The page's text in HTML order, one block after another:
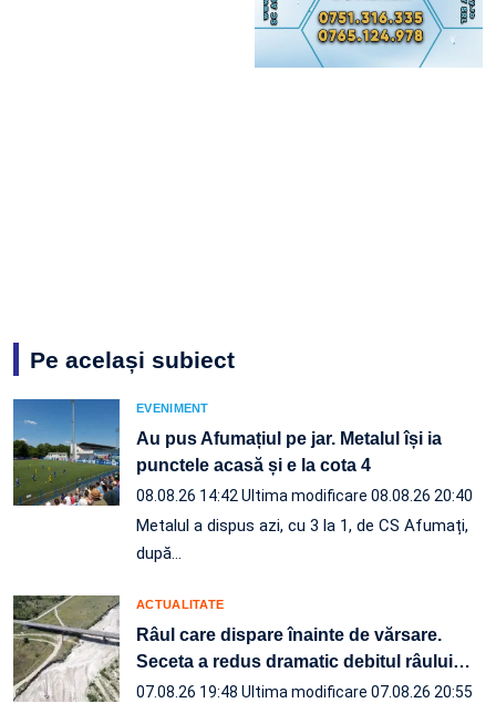
Pe același subiect
EVENIMENT
Au pus Afumațiul pe jar. Metalul își ia
punctele acasă și e la cota 4
08.08.26 14:42Ultima modificare 08.08.26 20:40
Metalul a dispus azi, cu 3 la 1, de CS Afumați,
după…
ACTUALITATE
Râul care dispare înainte de vărsare.
Seceta a redus dramatic debitul râului…
07.08.26 19:48 Ultima modificare 07.08.26 20:55